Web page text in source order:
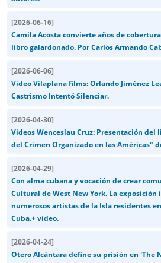
[2026-06-16]
Camila Acosta convierte años de
libro galardonado. Por Carlos Armando
[2026-06-06]
Video Vilaplana films: Orlando Jiménez
Castrismo Intentó Silenciar.
[2026-04-30]
Videos Wenceslau Cruz: Presentación del
del Crimen Organizado en las Américas"
[2026-04-29]
Con alma cubana y vocación de crear
Cultural de West New York. La
numerosos artistas de la Isla residentes
Cuba.+ video.
[2026-04-24]
Otero Alcántara define su prisión en 'The